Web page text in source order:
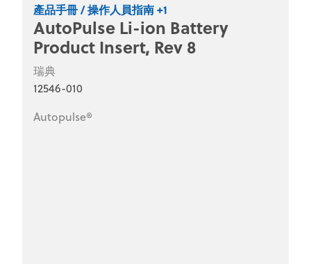
產品手冊 / 操作人員指南 +1
AutoPulse Li-ion Battery
Product Insert, Rev 8
瑞典
12546-010
Autopulse®